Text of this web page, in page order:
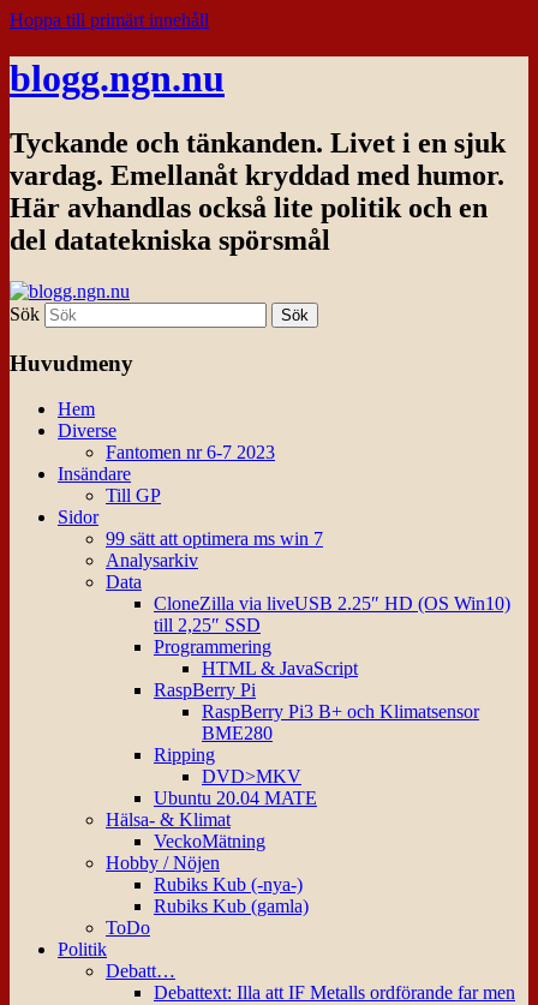
Hoppa till primärt innehåll
blogg.ngn.nu
Tyckande och tänkanden. Livet i en sjuk
vardag. Emellanåt kryddad med humor.
Här avhandlas också lite politik och en
del datatekniska spörsmål
Sök
Huvudmeny
Hem
Diverse
Fantomen nr 6-7 2023
Insändare
Till GP
Sidor
99 sätt att optimera ms win 7
Analysarkiv
Data
CloneZilla via liveUSB 2.25″ HD (OS Win10)
till 2,25″ SSD
Programmering
HTML & JavaScript
RaspBerry Pi
RaspBerry Pi3 B+ och Klimatsensor
BME280
Ripping
DVD>MKV
Ubuntu 20.04 MATE
Hälsa- & Klimat
VeckoMätning
Hobby / Nöjen
Rubiks Kub (-nya-)
Rubiks Kub (gamla)
ToDo
Politik
Debatt…
Debattext: Illa att IF Metalls ordförande far men